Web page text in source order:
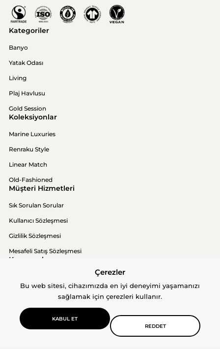
Kategoriler
Banyo
Yatak Odası
Living
Plaj Havlusu
Gold Session
Koleksiyonlar
Marine Luxuries
Renraku Style
Linear Match
Old-Fashioned
Müşteri Hizmetleri
Sık Sorulan Sorular
Kullanıcı Sözleşmesi
Gizlilik Sözleşmesi
Mesafeli Satış Sözleşmesi
Kurumsal
Çerezler
Bu web sitesi, cihazımızda en iyi deneyimi yaşamanızı
sağlamak için çerezleri kullanır.
KABUL ET
REDDET